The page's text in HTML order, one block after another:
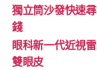
獨立筒沙發快速
錢
眼科新一代近視
雙眼皮